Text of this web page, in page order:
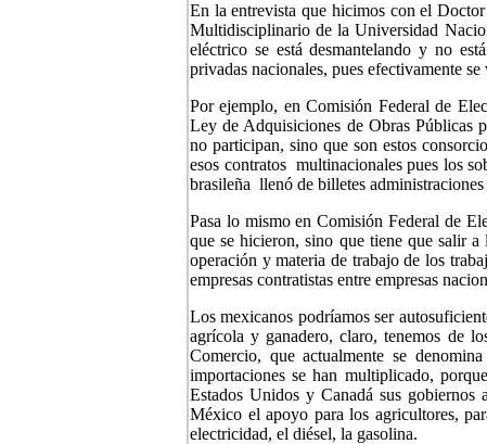
En la entrevista que hicimos con el
Multidisciplinario de la Universidad
eléctrico se está desmantelando y no
privadas nacionales, pues efectivamente
Por ejemplo, en Comisión Federal de
Ley de Adquisiciones de Obras Públicas
no participan, sino que son estos
esos contratos multinacionales pues los
brasileña llenó de billetes
Pasa lo mismo en Comisión Federal de
que se hicieron, sino que tiene que salir
operación y materia de trabajo de los
empresas contratistas entre empresas
Los mexicanos podríamos ser
agrícola y ganadero, claro, tenemos de
Comercio, que actualmente se
importaciones se han multiplicado,
Estados Unidos y Canadá sus gobiernos
México el apoyo para los agricultores,
electricidad, el diésel, la gasolina.